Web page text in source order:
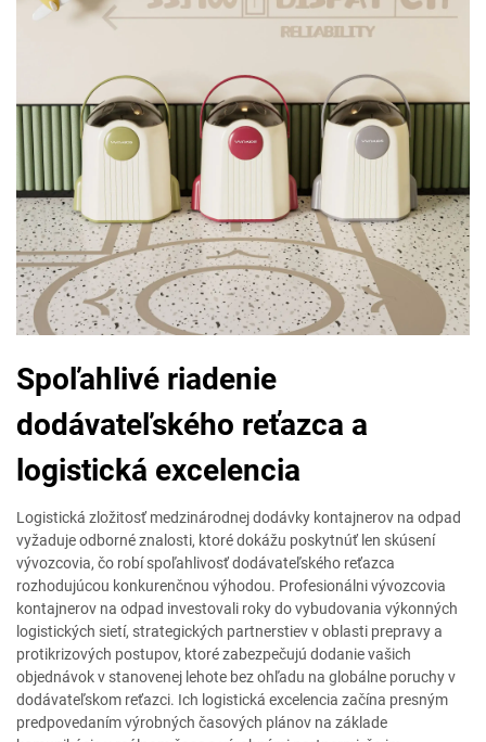
Spoľahlivé riadenie
dodávateľského reťazca a
logistická excelencia
Logistická zložitosť medzinárodnej dodávky kontajnerov na odpad
vyžaduje odborné znalosti, ktoré dokážu poskytnúť len skúsení
vývozcovia, čo robí spoľahlivosť dodávateľského reťazca
rozhodujúcou konkurenčnou výhodou. Profesionálni vývozcovia
kontajnerov na odpad investovali roky do vybudovania výkonných
logistických sietí, strategických partnerstiev v oblasti prepravy a
protikrizových postupov, ktoré zabezpečujú dodanie vašich
objednávok v stanovenej lehote bez ohľadu na globálne poruchy v
dodávateľskom reťazci. Ich logistická excelencia začína presným
predpovedaním výrobných časových plánov na základe